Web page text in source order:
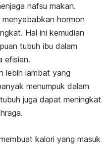
nafsu makan.
hormon
Hal ini kemudian
tubuh ibu dalam
efisien.
lebih lambat yang
menumpuk dalam
juga dapat meningkat
kalori yang masuk